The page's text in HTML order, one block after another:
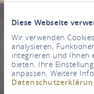
Diese Webseite
Wir verwenden
analysieren,
integrieren und Ihnen
bieten. Ihre
anpassen. Weitere